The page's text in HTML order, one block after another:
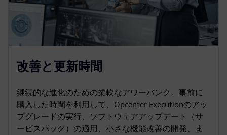
改善と更新時間
継続的な進化のための柔軟なアワーバンク。事前に
購入した時間を利用して、Opcenter Executionのアッ
プグレードの実行、ソフトウェアアップデート（サ
ービスパック）の適用、小さな機能改善の開発、ま